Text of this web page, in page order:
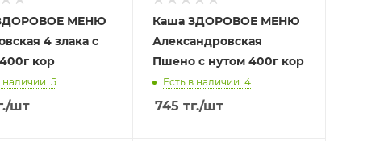
МЕНЮ
4 злака с
кор
наличии: 5
/шт
Каша ЗДОРОВОЕ МЕНЮ
Александровская
Пшено с нутом 400г кор
Есть в наличии: 4
745 тг./шт